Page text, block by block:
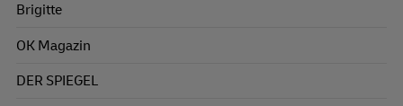
Brigitte
OK Magazin
DER SPIEGEL